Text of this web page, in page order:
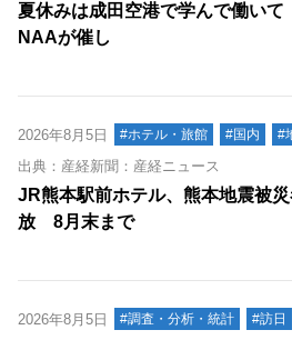
夏休みは成田空港で学んで働い
NAAが催し
2026年8月5日 #ホテル・旅館 #国内 #
出典：産経新聞：産経ニュース
JR熊本駅前ホテル、熊本地震被
放 8月末まで
2026年8月5日 #調査・分析・統計 #訪日